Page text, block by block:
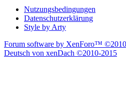
Nutzungsbedingungen
Datenschutzerklärung
Style by Arty
Forum software by XenForo™
Deutsch von xenDach ©2010-2015